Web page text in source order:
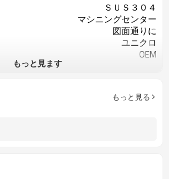
ＳＵＳ３０４
マシニングセンター
図面通りに
ユニクロ
OEM
図面により
もっと見ます
もっと見る